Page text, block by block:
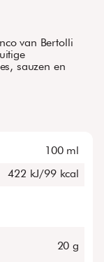
van Bertolli
sauzen en
100 ml
422 kJ/99 kcal
20 g